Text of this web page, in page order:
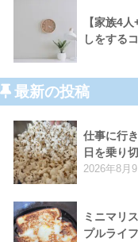
【家族4
しをする
最新の投稿
仕事に行
日を乗り
2026年8月9
ミニマリ
プルライ